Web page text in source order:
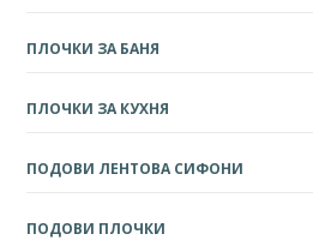
ПЛОЧКИ ЗА БАНЯ
ПЛОЧКИ ЗА КУХНЯ
ПОДОВИ ЛЕНТОВА СИФОНИ
ПОДОВИ ПЛОЧКИ